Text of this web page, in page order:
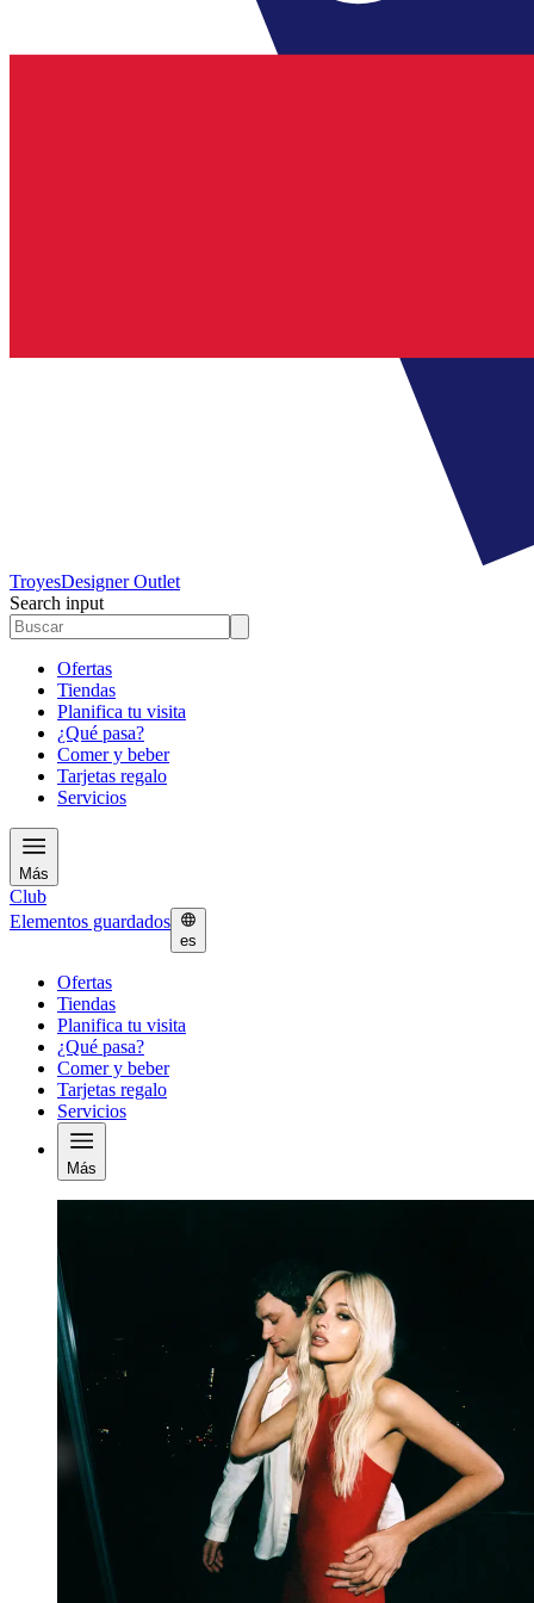
TroyesDesigner Outlet
Search input
Ofertas
Tiendas
Planifica tu visita
¿Qué pasa?
Comer y beber
Tarjetas regalo
Servicios
Más
Club
Elementos guardados
es
Ofertas
Tiendas
Planifica tu visita
¿Qué pasa?
Comer y beber
Tarjetas regalo
Servicios
Más